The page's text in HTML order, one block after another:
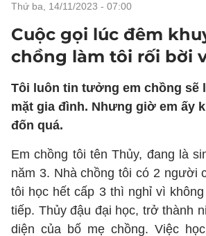
thứ ba, 14/11/2023 - 07:00
Cuộc gọi lúc đêm
chồng làm tôi rối bời
Tôi luôn tin tưởng em chồng sẽ
mặt gia đình. Nhưng giờ em ấy
đốn quá.
Em chồng tôi tên Thủy, đang là
năm 3. Nhà chồng tôi có 2 người
tôi học hết cấp 3 thì nghỉ vì
tiếp. Thủy đậu đại học, trở thành
diện của bố mẹ chồng. Việc